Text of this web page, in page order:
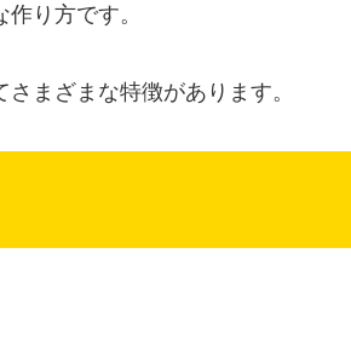
り方です。
まざまな特徴があります。